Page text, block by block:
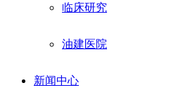
临床研究
油建医院
新闻中心